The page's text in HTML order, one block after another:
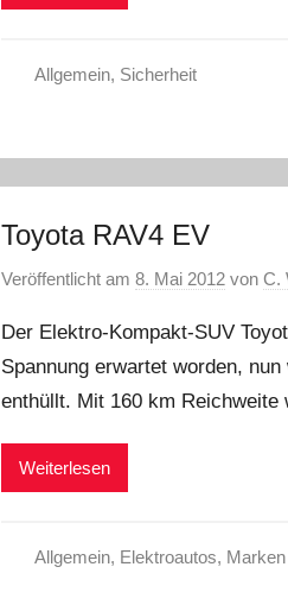
Allgemein, Sicherheit
Toyota RAV4 EV
Veröffentlicht am8. Mai 2012 vonC.
Der Elektro-Kompakt-SUV
Spannung erwartet worden,
enthüllt. Mit 160 km Reichweite
Weiterlesen
Allgemein, Elektroautos, Marken